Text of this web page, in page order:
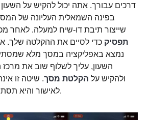
דרכים עבורך. אתה יכול להקיש על
בפינה השמאלית העליונה של
שייצור תיבת דו-שיח למעלה. לאחר
תפסיק כדי לסיים את ההקלטה שלך.
נמצא באפליקציה במסך מלא
השעון, עליך לשלוף שוב את
ולהקיש על הקלטת מסך. שיטה זו
לאישור והיא תסתיים מיד.